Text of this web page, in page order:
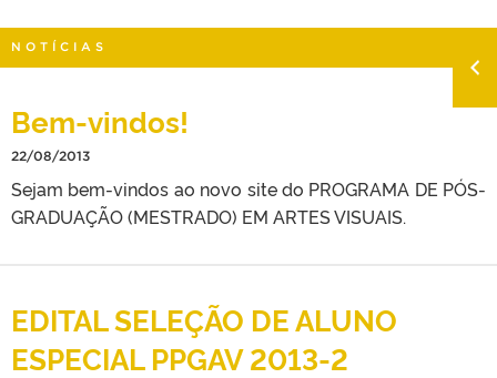
TELEFONES
NOTÍCIAS
Bem-vindos!
22/08/2013
Sejam bem-vindos ao novo site do PROGRAMA DE PÓS-
GRADUAÇÃO (MESTRADO) EM ARTES VISUAIS.
EDITAL SELEÇÃO DE ALUNO
ESPECIAL PPGAV 2013-2